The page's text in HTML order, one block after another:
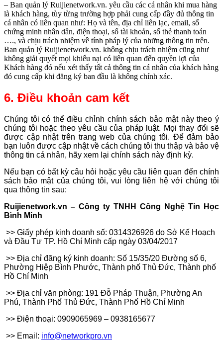
– Ban quản lý Ruijienetwork.vn. yêu cầu các cá nhân khi mua hàng
là khách hàng, tùy từng trường hợp phải cung cấp đầy đủ thông tin
cá nhân có liên quan như: Họ và tên, địa chỉ liên lạc, email, số
chứng minh nhân dân, điện thoại, số tài khoản, số thẻ thanh toán
…., và chịu trách nhiệm về tính pháp lý của những thông tin trên.
Ban quản lý Ruijienetwork.vn. không chịu trách nhiệm cũng như
không giải quyết mọi khiếu nại có liên quan đến quyền lợi của
Khách hàng đó nếu xét thấy tất cả thông tin cá nhân của khách hàng
đó cung cấp khi đăng ký ban đầu là không chính xác.
6. Điều khoản cam kết
Chúng tôi có thể điều chỉnh chính sách bảo mật này theo ý
chúng tôi hoặc theo yêu cầu của pháp luật. Mọi thay đổi sẽ
được cập nhật trên trang web của chúng tôi. Để đảm bảo
bạn luôn được cập nhật về cách chúng tôi thu thập và bảo vệ
thông tin cá nhân, hãy xem lại chính sách này định kỳ.
Nếu bạn có bất kỳ câu hỏi hoặc yêu cầu liên quan đến chính
sách bảo mật của chúng tôi, vui lòng liên hệ với chúng tôi
qua thông tin sau:
Ruijienetwork.vn – Công ty TNHH Công Nghệ Tin Học
Bình Minh
>> Giấy phép kinh doanh số: 0314326926 do Sở Kế Hoạch
và Đầu Tư TP. Hồ Chí Minh cấp ngày 03/04/2017
>> Địa chỉ đăng ký kinh doanh: Số 15/35/20 Đường số 6,
Phường Hiệp Bình Phước, Thành phố Thủ Đức, Thành phố
Hồ Chí Minh
>> Địa chỉ văn phòng: 191 Đỗ Pháp Thuận, Phường An
Phú, Thành Phố Thủ Đức, Thành Phố Hồ Chí Minh
>> Điện thoại: 0909065969 – 0938165677
>> Email: info@networkpro.vn